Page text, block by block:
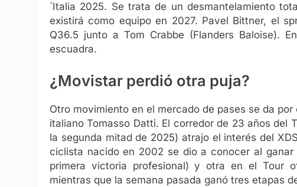
´Italia 2025. Se trata de un desmantelamiento
existirá como equipo en 2027. Pavel Bittner, el
Q36.5 junto a Tom Crabbe (Flanders Baloise).
escuadra.
¿Movistar perdió otra puja?
Otro movimiento en el mercado de pases se da
italiano Tomasso Datti. El corredor de 23 años del
la segunda mitad de 2025) atrajo el interés del
ciclista nacido en 2002 se dio a conocer al
primera victoria profesional) y otra en el Tour
mientras que la semana pasada ganó tres etapas